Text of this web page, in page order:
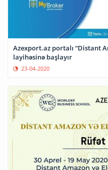
Azexport.az portalı “Distant
layihəsinə başlayır
23-04-2020